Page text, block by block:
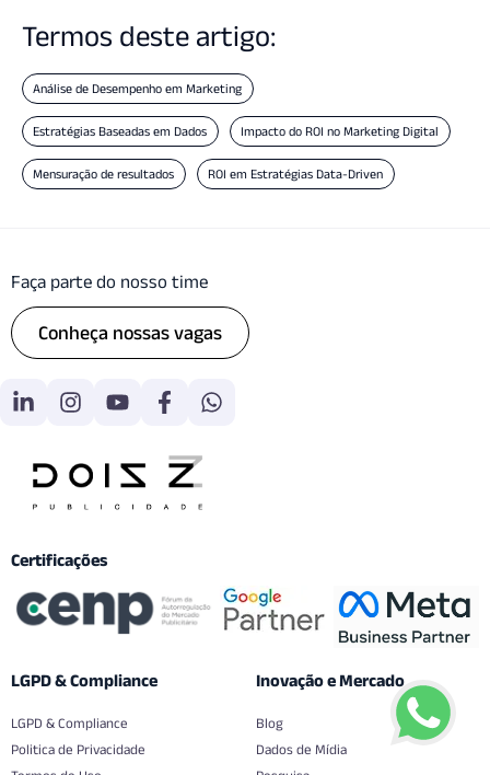
Termos deste artigo:
Análise de Desempenho em Marketing
Estratégias Baseadas em Dados Impacto do ROI no Marketing Digital
Mensuração de resultados ROI em Estratégias Data-Driven
Faça parte do nosso time
Conheça nossas vagas
Certificações
LGPD & Compliance
LGPD & Compliance
Politica de Privacidade
Inovação e Mercado
Blog
Dados de Mídia